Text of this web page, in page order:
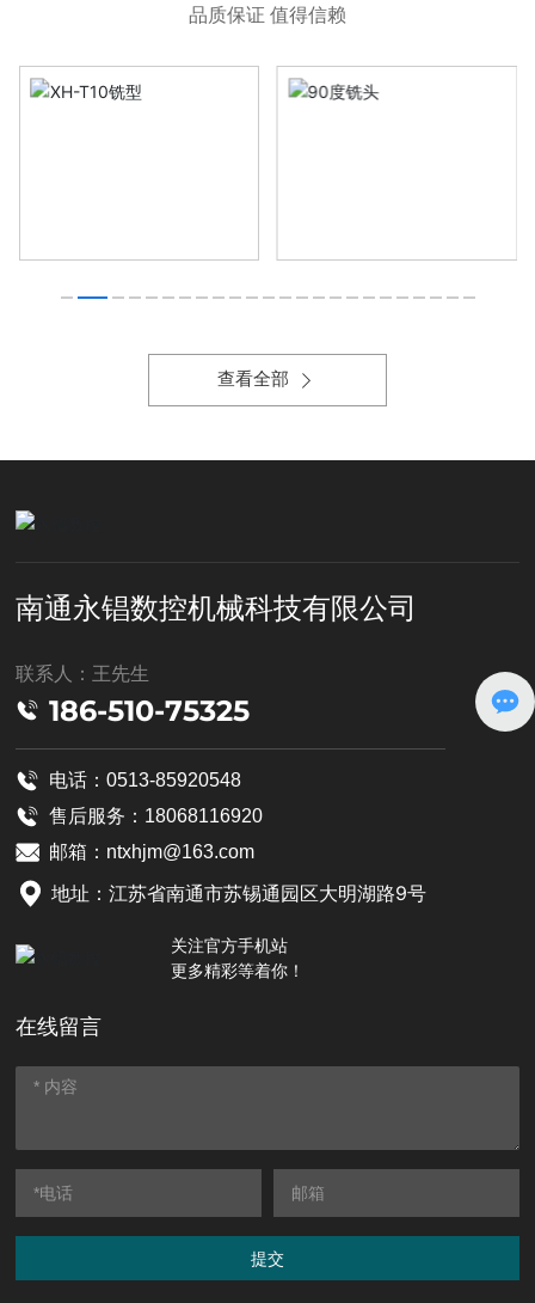
品质保证 值得信赖
查看全部
南通永锠数控机械科技有限公司
联系人：王先生
186-510-75325
电话：0513-85920548
售后服务： 18068116920
邮箱： ntxhjm@163.com
地址：江苏省南通市苏锡通园区大明湖路9号
关注官方手机站
更多精彩等着你！
在线留言
提交